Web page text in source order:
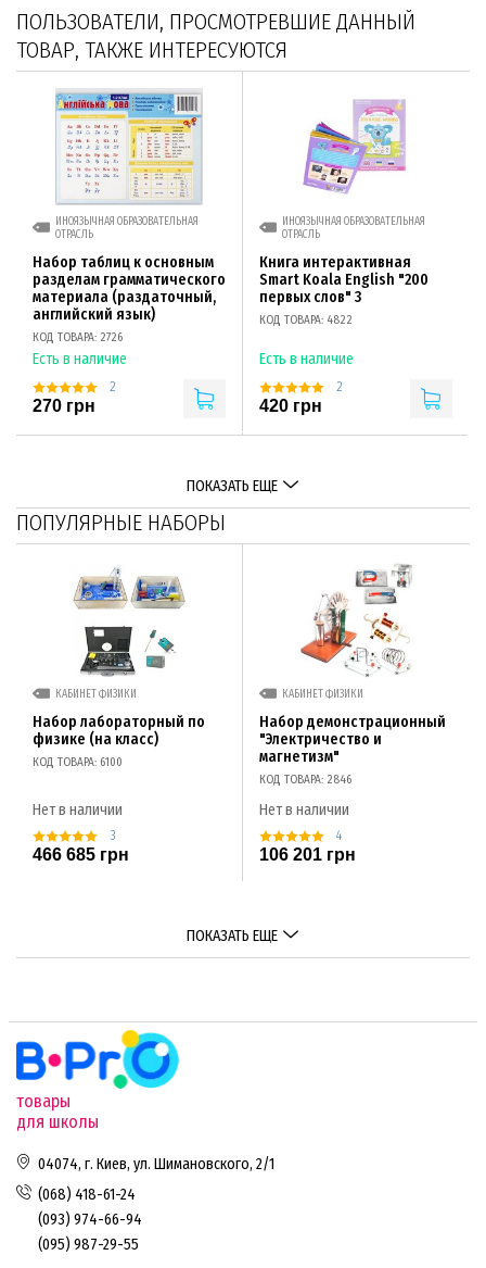
ПОЛЬЗОВАТЕЛИ, ПРОСМОТРЕВШИЕ ДАННЫЙ
ТОВАР, ТАКЖЕ ИНТЕРЕСУЮТСЯ
ИНОЯЗЫЧНАЯ ОБРАЗОВАТЕЛЬНАЯ
ОТРАСЛЬ
Набор таблиц к основным
разделам грамматического
материала (раздаточный,
английский язык)
КОД ТОВАРА: 2726
Есть в наличие
2
270 грн
ИНОЯЗЫЧНАЯ ОБРАЗОВАТЕЛЬНАЯ
ОТРАСЛЬ
Книга интерактивная
Smart Koala English "200
первых слов" 3
КОД ТОВАРА: 4822
Есть в наличие
2
420 грн
ПОКАЗАТЬ ЕЩЕ
ПОПУЛЯРНЫЕ НАБОРЫ
КАБИНЕТ ФИЗИКИ
Набор лабораторный по
физике (на класс)
КОД ТОВАРА: 6100
Нет в наличии
3
466 685 грн
КАБИНЕТ ФИЗИКИ
Набор демонстрационный
"Электричество и
магнетизм"
КОД ТОВАРА: 2846
Нет в наличии
4
106 201 грн
ПОКАЗАТЬ ЕЩЕ
товары
для школы
04074, г. Киев, ул. Шимановского, 2/1
(068) 418-61-24
(093) 974-66-94
(095) 987-29-55